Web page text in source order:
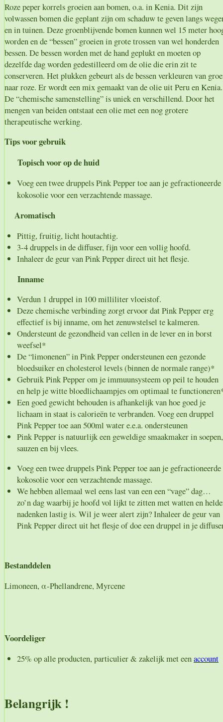
Roze peper korrels groeien aan bomen, o.a. in Kenia. Dit zijn
volwassen bomen die geplant zijn om schaduw te geven langs
en in tuinen. Deze groenblijvende bomen kunnen wel 15 meter
worden en de “bessen” groeien in grote trossen van wel honderden
bessen. De bessen worden met de hand geplukt en moeten op
dezelfde dag worden gedestilleerd om de olie die erin zit te
conserveren. Het plukken gebeurt als de bessen verkleuren van
naar roze. Er wordt een mix gemaakt van de olie uit Peru en Kenia.
De “chemische samenstelling” is uniek en verschillend. Door het
mengen van beiden ontstaat een olie met een nog grotere
therapeutische werking.
Tips voor gebruik
Topisch voor op de huid
Voeg een twee druppels Pink Pepper toe aan je gefractioneerde
kokosolie voor een verzachtende massage.
Aromatisch
Pittig, fruitig, licht houtachtig.
3-4 druppels in de diffuser, fijn voor een vollig hoofd.
Inhaleer de geur van Pink Pepper direct uit het flesje.
Inname
Verdun 1 druppel in 100 milliliter vloeistof.
Deze chemische verbinding zorgt ervoor dat Pink Pepper erg
effectief is bij inname, om het zenuwstelsel te kalmeren.
Ondersteunt de gezondheid van cellen in de lever en in borst
weefsel*
De “limonenen” in Pink Pepper ondersteunen een gezonde
bloedsuiker en cholesterol levels (binnen de normale range)*
Gebruik Pink Pepper om je immuunsysteem op peil te houden
en help je witte bloedlichaampjes om optimaal te
Een goed gewicht behouden is afhankelijk van hoe goed je
lichaam in staat is calorieën te verbranden. Voeg een druppel
Pink Pepper toe aan 500ml water e.e.a. ondersteunen
Pink Pepper is natuurlijk een geweldige smaakmaker in soepen,
sauzen en bij vlees.
Voeg een twee druppels Pink Pepper toe aan je gefractioneerde
kokosolie voor een verzachtende massage.
We hebben allemaal wel eens last van een een “vage” dag…
zo’n dag waarbij je hoofd vol lijkt te zitten met watten en
nadenken lastig is. Wil je weer alert zijn? Inhaleer de geur van
Pink Pepper direct uit het flesje of doe een druppel in je
Bestanddelen
Limoneen, α-Phellandrene, Myrcene
Voordeliger
25% op alle producten, particulier & zakelijk met eenaccount
Belangrijk !